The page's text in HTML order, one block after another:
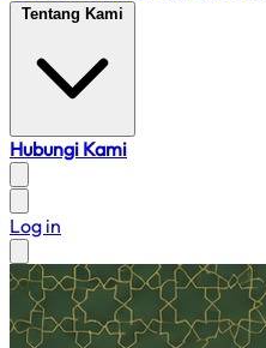
Tentang Kami
Hubungi Kami
Log in